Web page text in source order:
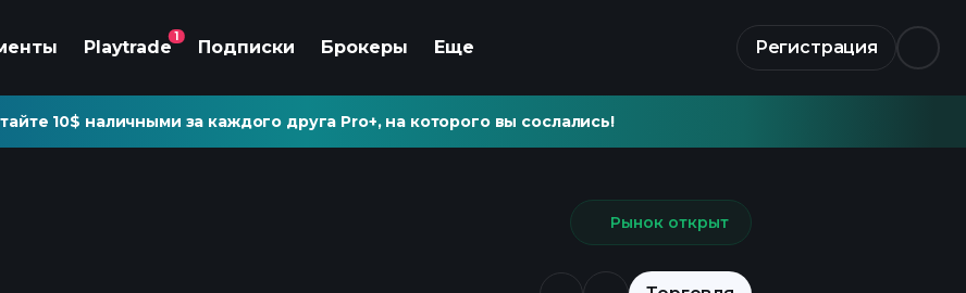
Playtrade
1
Подписки Брокеры Еще Регистрация
10$ наличными за каждого друга Pro+, на которого вы сослались!
Рынок открыт